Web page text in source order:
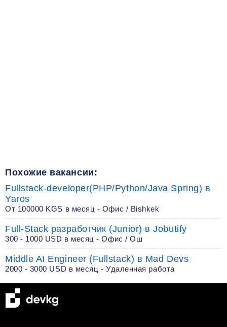
Похожие вакансии:
Fullstack-developer(PHP/Python/Java Spring) в
Yaros
От 100000 KGS в месяц - Офис / Bishkek
Full-Stack разработчик (Junior) в Jobutify
300 - 1000 USD в месяц - Офис / Ош
Middle AI Engineer (Fullstack) в Mad Devs
2000 - 3000 USD в месяц - Удаленная работа